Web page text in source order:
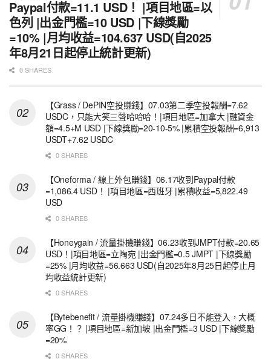
Paypal付款=11.1 USD！ |項目地區=以
色列 |出金門檻=10 USD |下線獎勵
=10% |月均收益=104.637 USD(自2025
年8月21日起停止統計更新)
0 SHARES
【Grass / DePIN空投賺錢】07.03第二季空投報酬=7.62
USDC，只能大笑三聲哈哈哈！|項目地區=加拿大 |融資金
額=4.5+M USD |下線獎勵=20-10-5% |累積空投報酬=6,913
USDT+7.62 USDC
0 SHARES
【Oneforma / 線上外包賺錢】06.17收到Paypal付款
=1,086.4 USD！ |項目地區=西班牙 |累積收益=5,822.49
USD
0 SHARES
【Honeygain / 流量掛機賺錢】06.23收到JMPT付款=20.65
USD！|項目地區=立陶宛 |出金門檻=0.5 JMPT |下線獎勵
=25% |月均收益=56.663 USD(自2025年8月25日起停止月
均收益統計更新)
0 SHARES
【Bytebenefit / 流量掛機賺錢】07.24多日不能登入，大概
率GG！？ |項目地區=新加坡 |出金門檻=3 USD |下線獎勵
=20%
0 SHARES